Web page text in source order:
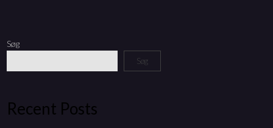
Søg
Søg
Recent Posts